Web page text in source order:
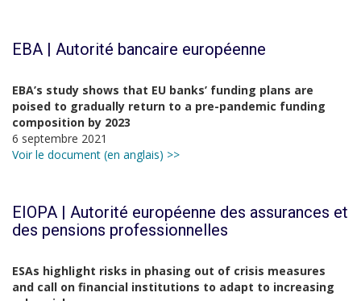
EBA | Autorité bancaire européenne
EBA’s study shows that EU banks’ funding plans are
poised to gradually return to a pre-pandemic funding
composition by 2023
6 septembre 2021
Voir le document (en anglais) >>
EIOPA | Autorité européenne des assurances et
des pensions professionnelles
ESAs highlight risks in phasing out of crisis measures
and call on financial institutions to adapt to increasing